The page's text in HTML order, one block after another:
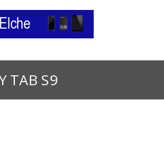
TAB S9